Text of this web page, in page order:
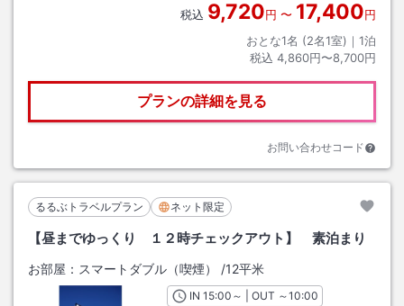
税込 9,720円 〜 17,400円
おとな1名 (2名1室)｜ 1泊
税込 4,860円〜8,700円
プランの詳細を見る
お問い合わせコード
るるぶトラベルプラン ネット限定
【昼までゆっくり １２時チェックアウト】 素泊まり
お部屋： スマートダブル（喫煙） /12平米
INチェックイン
15:00 ～ | OUT チェックアウト
～10:00